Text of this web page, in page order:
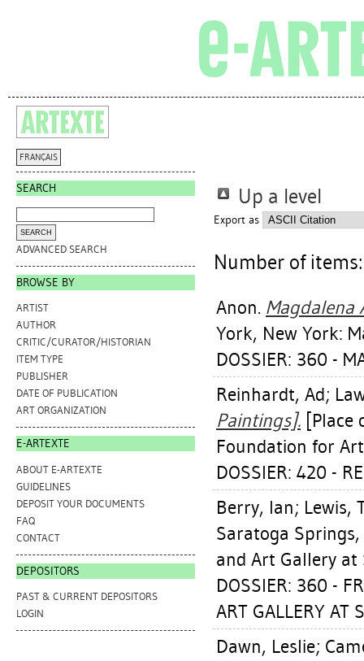
FRANÇAIS
SEARCH
ADVANCED SEARCH
BROWSE BY
ARTIST
AUTHOR
CRITIC/CURATOR/HISTORIAN
ITEM TYPE
PUBLISHER
DATE OF PUBLICATION
ART ORGANIZATION
E-ARTEXTE
ABOUT E-ARTEXTE
GUIDELINES
DEPOSIT YOUR DOCUMENTS
FAQ
CONTACT
DEPOSITORS
PAST & CURRENT DEPOSITORS
LOGIN
Up a level
Export as
Number of
Anon. Magdalena
York, New York:
DOSSIER: 360 -
Reinhardt, Ad;
Paintings].
Foundation for
DOSSIER: 420 -
Berry, Ian; Lewis,
Saratoga
and Art Gallery at
DOSSIER: 360 -
ART GALLERY AT
Dawn, Leslie;